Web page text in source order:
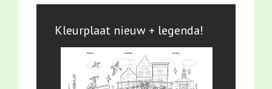
Kleurplaat nieuw + legenda!